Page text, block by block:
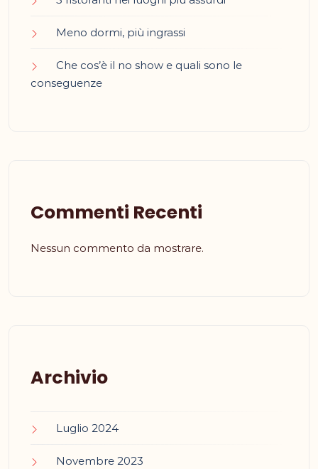
Meno dormi, più ingrassi
Che cos’è il no show e quali sono le
conseguenze
Commenti Recenti
Nessun commento da mostrare.
Archivio
Luglio 2024
Novembre 2023